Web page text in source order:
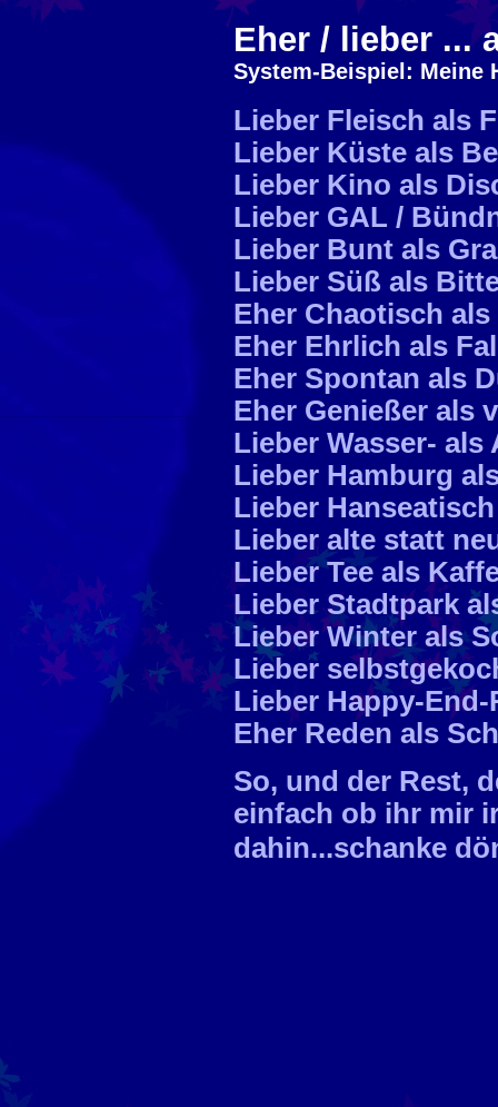
Eher / lieber ...
System-Beispiel: Meine
Lieber Fleisch als
Lieber Küste als
Lieber Kino als
Lieber GAL /
Lieber Bunt als
Lieber Süß als
Eher Chaotisch
Eher Ehrlich als
Eher Spontan als
Eher Genießer als
Lieber Wasser- als
Lieber Hamburg
Lieber
Lieber alte statt
Lieber Tee als
Lieber Stadtpark
Lieber Winter als
Lieber
Lieber Happy-
Eher Reden als
So, und der Rest,
einfach ob ihr mir
dahin...schanke